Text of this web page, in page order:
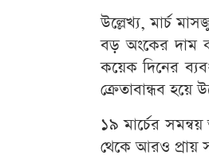
উল্লেখ্য, মার্চ
বড় অংকের দাম
কয়েক দিনের
ক্রেতাবান্ধব হয়ে
১৯ মার্চের
থেকে আরও প্রায়